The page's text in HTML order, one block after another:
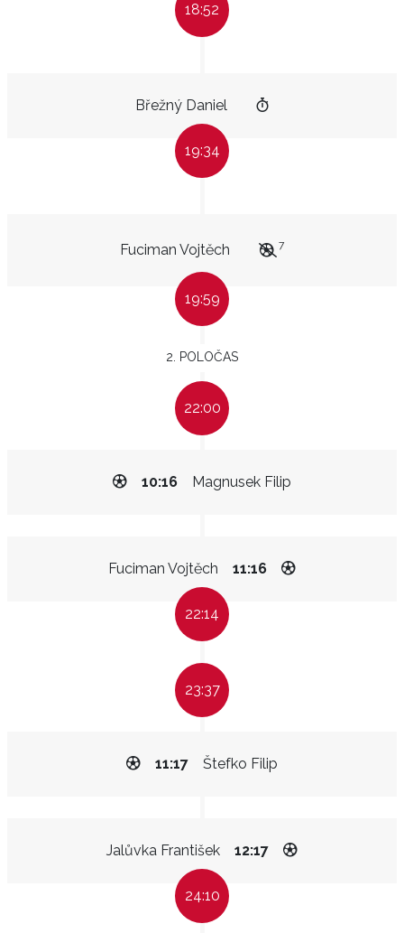
18:52
Břežný Daniel
19:34
Fuciman Vojtěch 7
19:59
2. POLOČAS
22:00
Magnusek Filip
10:16
Fuciman Vojtěch 11:16
22:14
23:37
Štefko Filip
11:17
Jalůvka František 12:17
24:10